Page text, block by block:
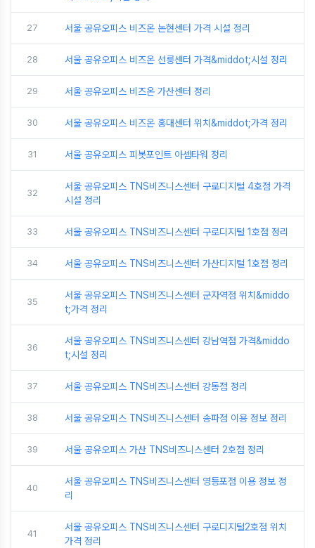
27 서울 공유오피스 비즈온 논현센터 가격 시설 정리
28 서울 공유오피스 비즈온 선릉센터 가격&middot;시설 정리
29 서울 공유오피스 비즈온 가산센터 정리
30 서울 공유오피스 비즈온 홍대센터 위치&middot;가격 정리
31 서울 공유오피스 피봇포인트 아셈타워 정리
32
서울 공유오피스 TNS비즈니스센터 구로디지털 4호점 가격
시설 정리
33 서울 공유오피스 TNS비즈니스센터 구로디지털 1호점 정리
34 서울 공유오피스 TNS비즈니스센터 가산디지털 1호점 정리
35
서울 공유오피스 TNS비즈니스센터 군자역점 위치&middo
t;가격 정리
36
서울 공유오피스 TNS비즈니스센터 강남역점 가격&middo
t;시설 정리
37 서울 공유오피스 TNS비즈니스센터 강동점 정리
38 서울 공유오피스 TNS비즈니스센터 송파점 이용 정보 정리
39 서울 공유오피스 가산 TNS비즈니스센터 2호점 정리
40
서울 공유오피스 TNS비즈니스센터 영등포점 이용 정보 정
리
41
서울 공유오피스 TNS비즈니스센터 구로디지털2호점 위치
가격 정리